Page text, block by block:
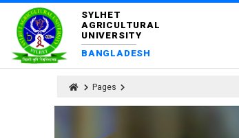
SYLHET
AGRICULTURAL
UNIVERSITY
BANGLADESH
Pages